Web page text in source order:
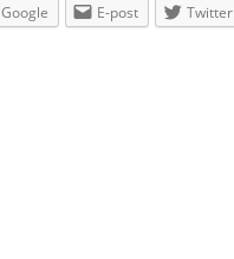
Google E-post Twitter